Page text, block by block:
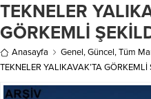
TEKNELER
GÖRKEMLİ
Anasayfa Genel,Güncel,Tüm
TEKNELER YALIKAVAK’TA